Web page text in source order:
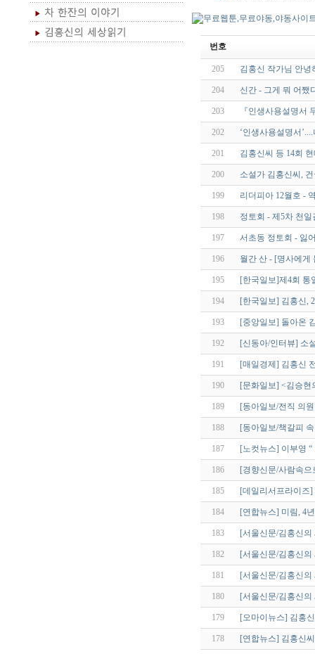
번호
205 김홍신 작가님 안녕
204 신간 - 그게 뭐 어쨌
203 『인생사용설명서
202 ‘인생사용설명서
201 김홍신씨 등 14회
200 소설가 김홍신씨,
199 리더피아 12월호 -
198 정토회 - 제5차 천일
197 서초동 정토회 - 잃
196 월간 산 - [명사에게
195 [한국일보]제4회 통
194 [한국일보] 김홍신,
193 [중앙일보] 돌아온
192 [신동아/인터뷰] 소
191 [매일경제] 김홍신
190 [문화일보] <김승
189 [동아일보/전직 의
188 [동아일보/책갈피
187 [노컷뉴스] 이부영
186 [경향신문/사람속
185 [데일리서프라이즈
184 [연합뉴스] 미림, 4
183 [서울신문/김홍신
182 [서울신문/김홍신
181 [서울신문/김홍신
180 [서울신문/김홍신
179 [오마이뉴스] 김홍
178 [연합뉴스] 김홍신